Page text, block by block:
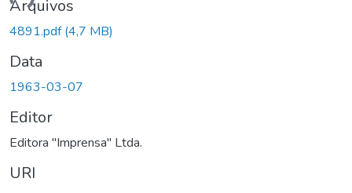
Arquivos
4891.pdf(4,7 MB)
Data
1963-03-07
Editor
Editora "Imprensa" Ltda.
URI